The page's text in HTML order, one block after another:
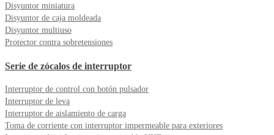
Disyuntor miniatura
Disyuntor de caja moldeada
Disyuntor multiuso
Protector contra sobretensiones
Serie de zócalos de interruptor
Interruptor de control con botón pulsador
Interruptor de leva
Interruptor de aislamiento de carga
Toma de corriente con interruptor impermeable para exteriores